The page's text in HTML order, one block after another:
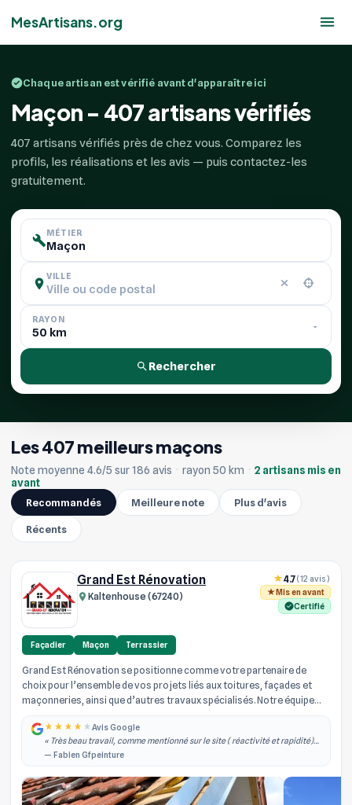
MesArtisans.org
Chaque artisan est vérifié avant d'apparaître ici
Maçon - 407 artisans vérifiés
407 artisans vérifiés près de chez vous. Comparez les
profils, les réalisations et les avis — puis contactez-les
gratuitement.
MÉTIER
VILLE
RAYON
Rechercher
Les 407 meilleurs maçons
Note moyenne 4.6/5 sur 186 avis · rayon 50 km · 2 artisans mis en
avant
Recommandés
Meilleure note Plus d'avis
Récents
Grand Est Rénovation
Kaltenhouse (67240)
4.7(12 avis)
Mis en avant
Certifié
Façadier Maçon Terrassier
Grand Est Rénovation se positionne comme votre partenaire de
choix pour l’ensemble de vos projets liés aux toitures, façades et
maçonneries, ainsi que d’autres travaux spécialisés. Notre équipe
Avis Google
« Très beau travail, comme mentionné sur le site ( réactivité et rapidité)
effectivement je les ai contacté dans la semaine qui à suivi j'ai obtenu un
— Fabien Gfpeinture